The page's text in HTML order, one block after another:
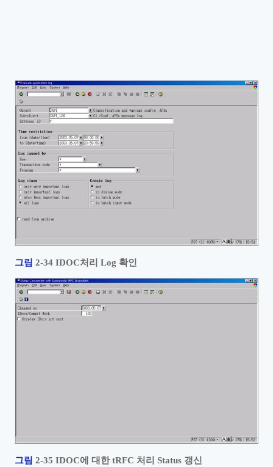
그림 2‑34 IDOC처리 Log 확인
그림 2‑35 IDOC에 대한tRFC 처리 Status 갱신